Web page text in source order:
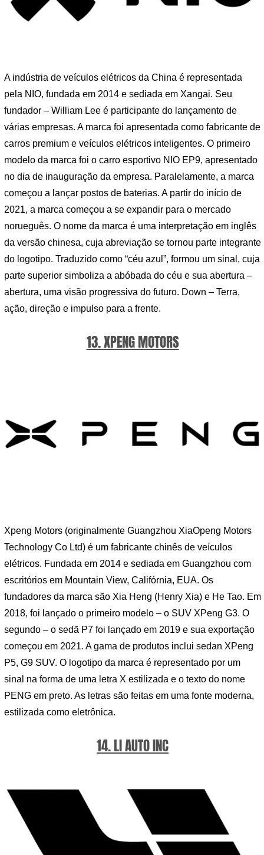
A indústria de veículos elétricos da China é representada
pela NIO, fundada em 2014 e sediada em Xangai. Seu
fundador – William Lee é participante do lançamento de
várias empresas. A marca foi apresentada como fabricante de
carros premium e veículos elétricos inteligentes. O primeiro
modelo da marca foi o carro esportivo NIO EP9, apresentado
no dia de inauguração da empresa. Paralelamente, a marca
começou a lançar postos de baterias. A partir do início de
2021, a marca começou a se expandir para o mercado
norueguês. O nome da marca é uma interpretação em inglês
da versão chinesa, cuja abreviação se tornou parte integrante
do logotipo. Traduzido como “céu azul”, formou um sinal, cuja
parte superior simboliza a abóbada do céu e sua abertura –
abertura, uma visão progressiva do futuro. Down – Terra,
ação, direção e impulso para a frente.
13. XPENG MOTORS
Xpeng Motors (originalmente Guangzhou XiaOpeng Motors
Technology Co Ltd) é um fabricante chinês de veículos
elétricos. Fundada em 2014 e sediada em Guangzhou com
escritórios em Mountain View, Califórnia, EUA. Os
fundadores da marca são Xia Heng (Henry Xia) e He Tao. Em
2018, foi lançado o primeiro modelo – o SUV XPeng G3. O
segundo – o sedã P7 foi lançado em 2019 e sua exportação
começou em 2021. A gama de produtos inclui sedan XPeng
P5, G9 SUV. O logotipo da marca é representado por um
sinal na forma de uma letra X estilizada e o texto do nome
PENG em preto. As letras são feitas em uma fonte moderna,
estilizada como eletrônica.
14. LI AUTO INC